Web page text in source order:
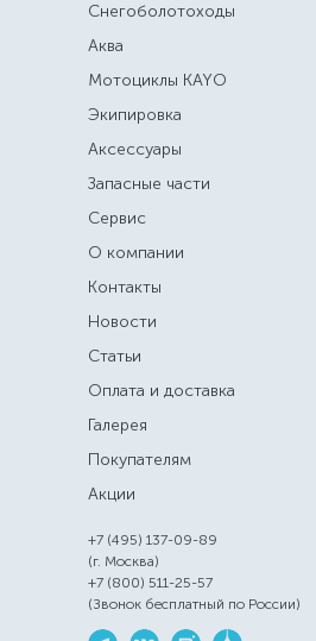
Снегоболотоходы
Аква
Мотоциклы KAYO
Экипировка
Аксессуары
Запасные части
Сервис
О компании
Контакты
Новости
Статьи
Оплата и доставка
Галерея
Покупателям
Акции
+7 (495) 137-09-89
(г. Москва)
+7 (800) 511-25-57
(Звонок бесплатный по России)